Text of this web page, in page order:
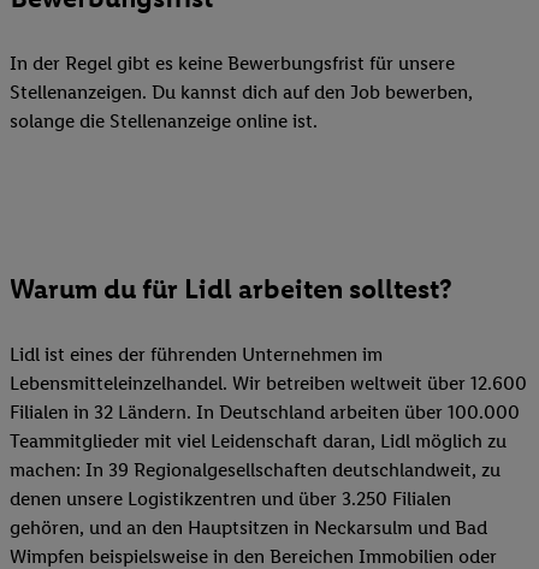
In der Regel gibt es keine Bewerbungsfrist für unsere
Stellenanzeigen. Du kannst dich auf den Job bewerben,
solange die Stellenanzeige online ist.
Warum du für Lidl arbeiten solltest?
Lidl ist eines der führenden Unternehmen im
Lebensmitteleinzelhandel. Wir betreiben weltweit über 12.600
Filialen in 32 Ländern. In Deutschland arbeiten über 100.000
Teammitglieder mit viel Leidenschaft daran, Lidl möglich zu
machen: In 39 Regionalgesellschaften deutschlandweit, zu
denen unsere Logistikzentren und über 3.250 Filialen
gehören, und an den Hauptsitzen in Neckarsulm und Bad
Wimpfen beispielsweise in den Bereichen Immobilien oder